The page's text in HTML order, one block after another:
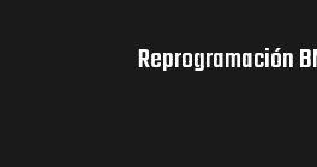
Reprogramación